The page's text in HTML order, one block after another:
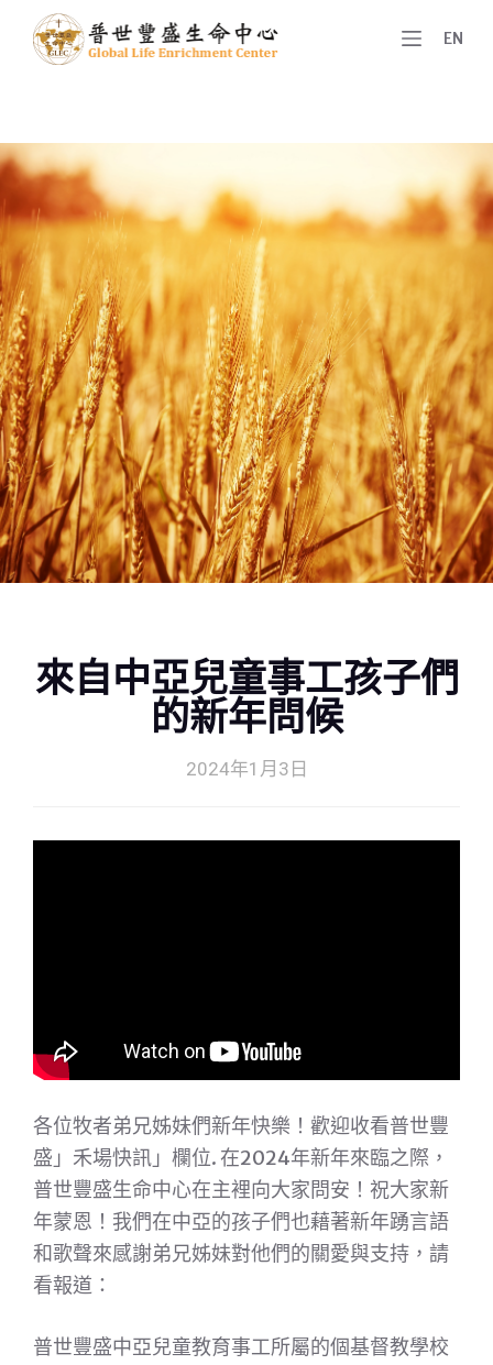
跳
至
內
容
EN
來自中亞兒童事工孩子們
的新年問候
2024年1月3日
各位牧者弟兄姊妹們新年快樂！歡迎收看普世豐
盛」禾場快訊」欄位. 在2024年新年來臨之際，
普世豐盛生命中心在主裡向大家問安！祝大家新
年蒙恩！我們在中亞的孩子們也藉著新年踴言語
和歌聲來感謝弟兄姊妹對他們的關愛與支持，請
看報道：
普世豐盛中亞兒童教育事工所屬的個基督教學校